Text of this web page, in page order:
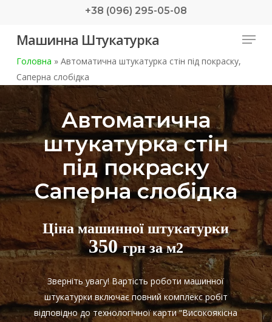
main
+38 (096) 295-05-08
Машинна Штукатурка Menu
Головна »Автоматична штукатурка стін під покраску,
Саперна слобідка
Автоматична
штукатурка стін
під покраску
Саперна слобідка
Ціна машинної штукатурки
350грн за м2
Зверніть увагу! Вартість роботи машинної
штукатурки включає повний комплекс робіт
відповідно до технологічної карти “Високоякісна